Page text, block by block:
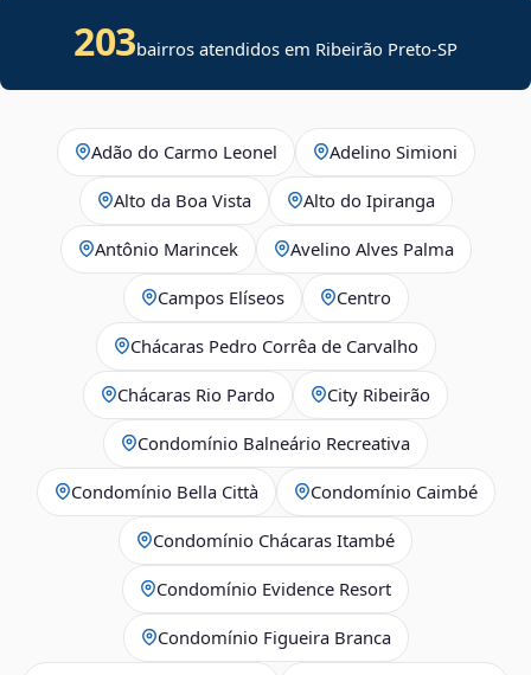
203bairros atendidos em Ribeirão Preto-SP
Adão do Carmo Leonel Adelino Simioni
Alto da Boa Vista Alto do Ipiranga
Antônio Marincek Avelino Alves Palma
Campos Elíseos Centro
Chácaras Pedro Corrêa de Carvalho
Chácaras Rio Pardo City Ribeirão
Condomínio Balneário Recreativa
Condomínio Bella Città Condomínio Caimbé
Condomínio Chácaras Itambé
Condomínio Evidence Resort
Condomínio Figueira Branca